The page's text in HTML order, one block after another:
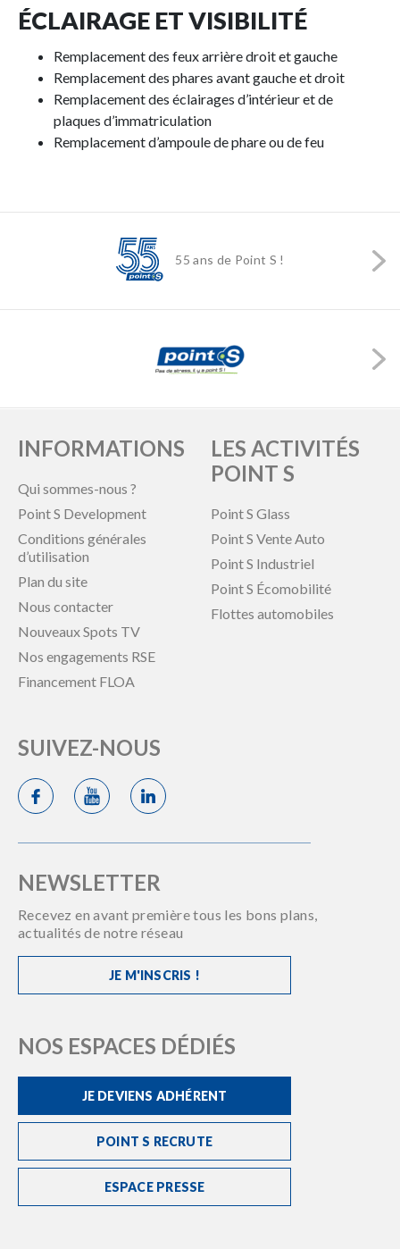
ÉCLAIRAGE ET VISIBILITÉ
Remplacement des feux arrière droit et gauche
Remplacement des phares avant gauche et droit
Remplacement des éclairages d’intérieur et de
plaques d’immatriculation
Remplacement d’ampoule de phare ou de feu
55 ans de Point S !
INFORMATIONS
Qui sommes-nous ?
Point S Development
Conditions générales
d’utilisation
Plan du site
Nous contacter
Nouveaux Spots TV
Nos engagements RSE
Financement FLOA
LES ACTIVITÉS
POINT S
Point S Glass
Point S Vente Auto
Point S Industriel
Point S Écomobilité
Flottes automobiles
SUIVEZ-NOUS
NEWSLETTER
Recevez en avant première tous les bons plans,
actualités de notre réseau
JE M'INSCRIS !
NOS ESPACES DÉDIÉS
JE DEVIENS ADHÉRENT
POINT S RECRUTE
ESPACE PRESSE